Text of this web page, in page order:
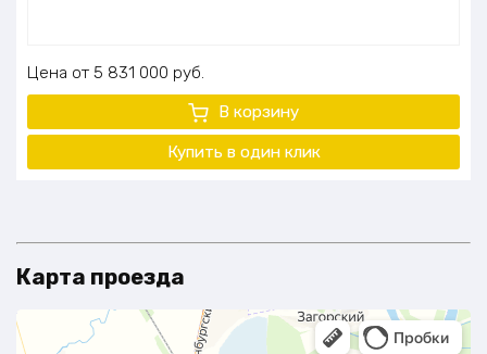
Цена 5 831 000 руб.
В корзину
Купить в один клик
Карта проезда